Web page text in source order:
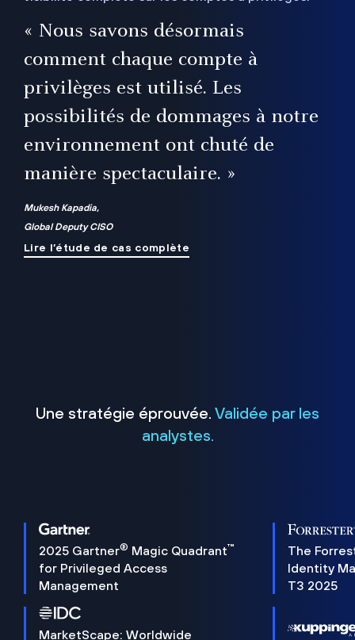
« Nous savons désormais
comment chaque compte à
privilèges est utilisé. Les
possibilités de dommages à notre
environnement ont chuté de
manière spectaculaire. »
Mukesh Kapadia,
Global Deputy CISO
Lire l’étude de cas complète
Une stratégie éprouvée. Validée par les
analystes.
2025 Gartner® Magic Quadrant™
for Privileged Access
Management
The
Identity
T3 2025
MarketScape: Worldwide